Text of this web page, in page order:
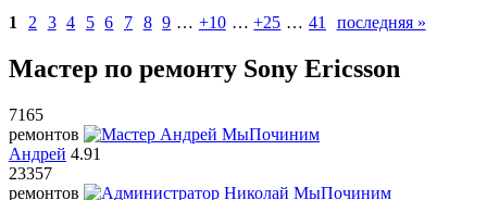
1
2 3 4 5 6 7 8 9 … +10 … +25 … 41 последняя »
Мастер по ремонту Sony Ericsson
7165
ремонтов
Андрей 4.91
23357
ремонтов